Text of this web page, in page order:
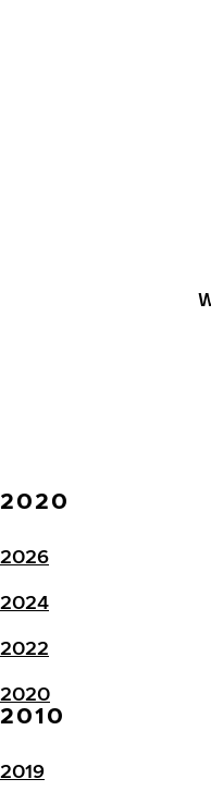
2020
2026
2024
2022
2020
2010
2019